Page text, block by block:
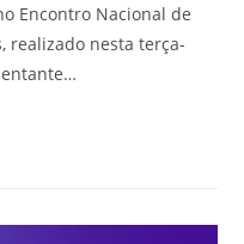
Encontro Nacional de
realizado nesta terça-